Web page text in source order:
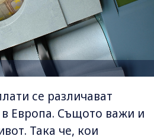
се различават
Европа. Същото важи и
Така че, кои